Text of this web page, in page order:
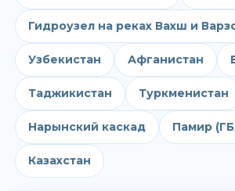
Гидроузел на реках Вахш и
Узбекистан Афганистан
Таджикистан Туркменистан
Нарынский каскад Памир
Казахстан